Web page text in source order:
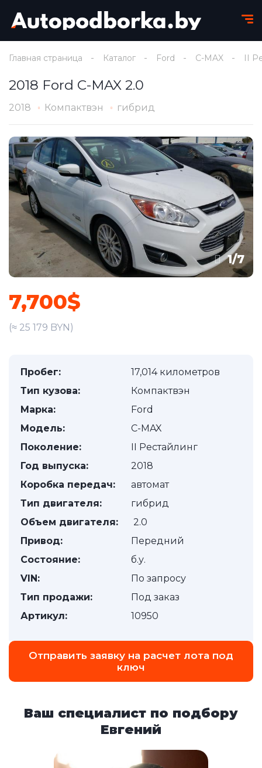
Главная страница Каталог Ford C-MAX II
2018 Ford C-MAX 2.0
2018 Компактвэн гибрид
1/7
7,700$
(≈ 25 179 BYN)
Пробег:
17,014 километров
Тип кузова:
Компактвэн
Марка:
Ford
Модель:
C-MAX
Поколение:
II Рестайлинг
Год выпуска:
2018
Коробка передач:
автомат
Тип двигателя:
гибрид
Объем двигателя:
2.0
Привод:
Передний
Состояние:
б.у.
VIN:
По запросу
Тип продажи:
Под заказ
Артикул:
10950
Отправить заявку на расчет лота под
ключ
Ваш специалист по подбору
Евгений